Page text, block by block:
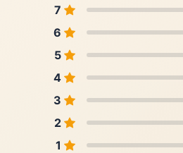
7
6
5
4
3
2
1